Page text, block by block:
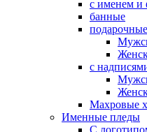
с именем и
банные
подарочные
с
Махровые
Именные пледы